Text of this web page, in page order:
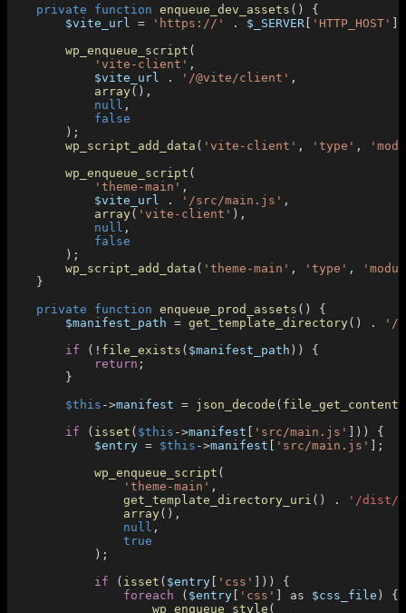
    private
function enqueue_dev_assets () {
        $vite_url
= 'https://' . $_SERVER [ 'HTTP_HOST' ]
        wp_enqueue_script
(
            'vite-client'
,
            $vite_url
. '/@vite/client' ,
            array
(),
            null
,
            false
        );
        wp_script_add_data
( 'vite-client' , 'type' ,
        wp_enqueue_script
(
            'theme-main'
,
            $vite_url
. '/src/main.js' ,
            array
( 'vite-client' ),
            null
,
            false
        );
        wp_script_add_data
( 'theme-main' , 'type' ,
    }
    private
function enqueue_prod_assets () {
        $manifest_path
= get_template_directory() .
'/
        if
(! file_exists ( $manifest_path )) {
            return
;
        }
        $this
->manifest = json_decode ( file_get_contents
        if
( isset ( $this ->manifest [ 'src/main.js' ])) {
            $entry
= $this ->manifest [ 'src/main.js' ];
            wp_enqueue_script
(
                'theme-main'
,
                get_template_directory_uri
() .
'/dist/'
                array
(),
                null
,
                true
            );
            if
( isset ( $entry [ 'css' ])) {
                foreach
( $entry [ 'css' ] as $css_file ) {
                    wp_enqueue_style
(